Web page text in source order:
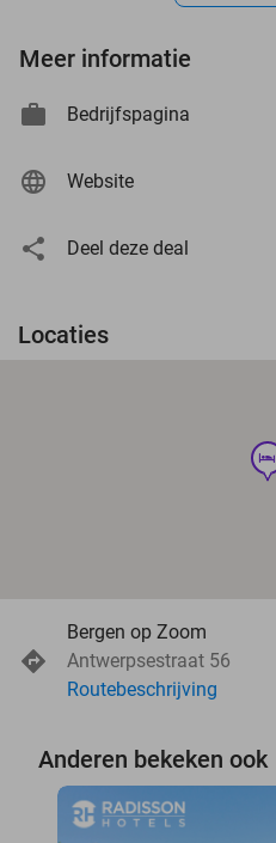
Meer informatie
Bedrijfspagina
Website
Deel deze deal
Locaties
hotel
Bergen op Zoom
Antwerpsestraat 56
Routebeschrijving
Anderen bekeken ook